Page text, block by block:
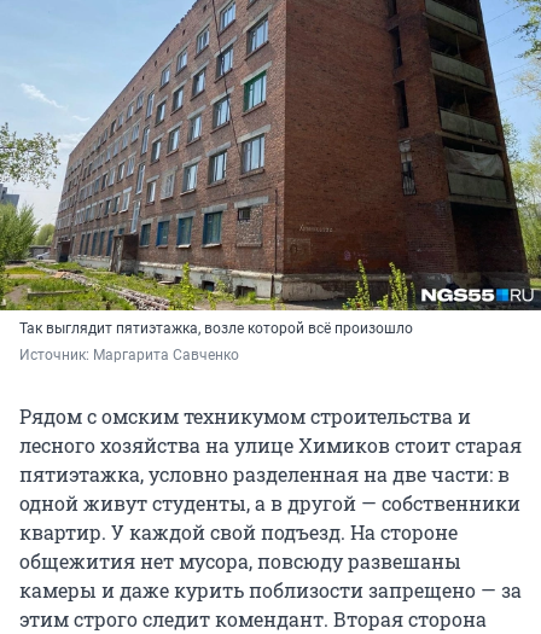
Так выглядит пятиэтажка, возле которой всё произошло
Источник: Маргарита Савченко
Рядом с омским техникумом строительства и
лесного хозяйства на улице Химиков стоит старая
пятиэтажка, условно разделенная на две части: в
одной живут студенты, а в другой — собственники
квартир. У каждой свой подъезд. На стороне
общежития нет мусора, повсюду развешаны
камеры и даже курить поблизости запрещено — за
этим строго следит комендант. Вторая сторона